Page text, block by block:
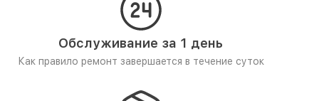
Обслуживание за 1 день
Как правило ремонт завершается в течение суток